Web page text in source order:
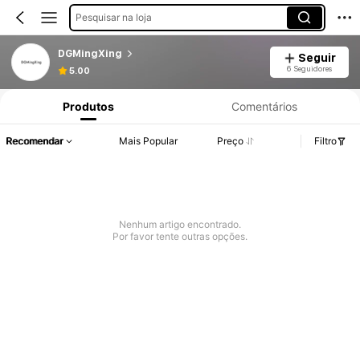
Pesquisar na loja
DGMingXing
5.00
Seguir
6 Seguidores
Produtos Comentários
Recomendar Mais Popular Preço Filtro
Nenhum artigo encontrado.
Por favor tente outras opções.